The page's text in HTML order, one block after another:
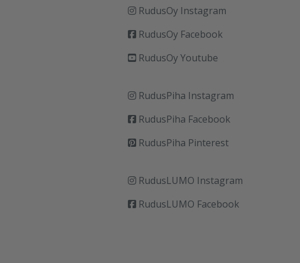
RudusOy Instagram
RudusOy Facebook
RudusOy Youtube
RudusPiha Instagram
RudusPiha Facebook
RudusPiha Pinterest
RudusLUMO Instagram
RudusLUMO Facebook